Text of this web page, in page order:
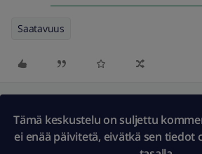
Saatavuus
Tämä keskustelu on suljettu
ei enää päivitetä, eivätkä sen tiedot